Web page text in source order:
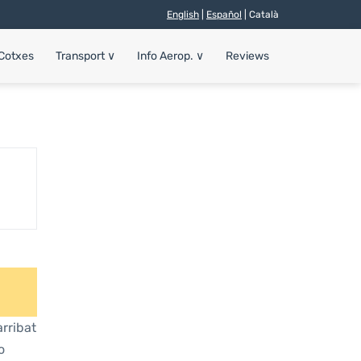
English Español | Català
Transport ∨ Info Aerop. ∨ Reviews